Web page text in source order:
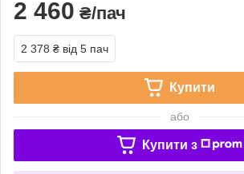
2 460 ₴/пач
2 378 ₴ від 5 пач
Купити
або
Купити з